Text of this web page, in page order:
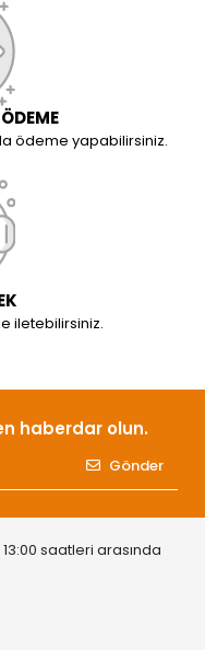
ödeme yapabilirsiniz.
iletebilirsiniz.
haberdar olun.
Gönder
saatleri arasında